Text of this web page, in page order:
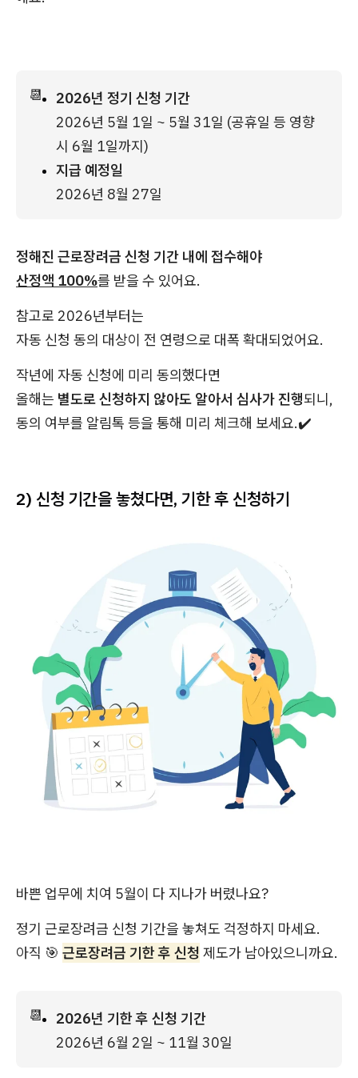
📆
2026년 정기 신청 기간
2026년 5월 1일 ~ 5월 31일 (공휴일 등 영향
시 6월 1일까지)
지급 예정일
2026년 8월 27일
정해진 근로장려금 신청 기간 내에 접수해야
산정액 100%를 받을 수 있어요.
참고로 2026년부터는
자동 신청 동의 대상이 전 연령으로 대폭 확대되었어요.
작년에 자동 신청에 미리 동의했다면
올해는 별도로 신청하지 않아도 알아서 심사가 진행되니,
동의 여부를 알림톡 등을 통해 미리 체크해 보세요.✔️
2) 신청 기간을 놓쳤다면, 기한 후 신청하기
바쁜 업무에 치여 5월이 다 지나가 버렸나요?
정기 근로장려금 신청 기간을 놓쳐도 걱정하지 마세요.
아직 🎯 근로장려금 기한 후 신청 제도가 남아있으니까요.
📆
2026년 기한 후 신청 기간
2026년 6월 2일 ~ 11월 30일